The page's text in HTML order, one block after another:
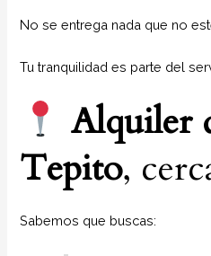
No se entrega nada que no
Tu tranquilidad es parte del
Alquiler
Tepito,
Sabemos que buscas: